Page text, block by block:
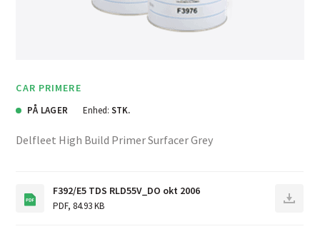
CAR PRIMERE
PÅ LAGER Enhed: STK.
Delfleet High Build Primer Surfacer Grey
F392/E5 TDS RLD55V_DO okt 2006
PDF, 84.93 KB